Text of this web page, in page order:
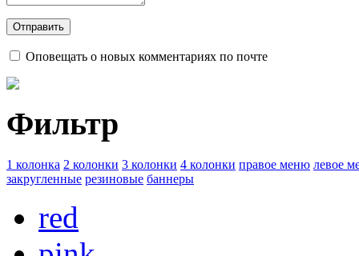
Оповещать о новых комментариях по почте
Фильтр
1 колонка 2 колонки 3 колонки 4 колонки правое меню левое
закругленные резиновые баннеры
red